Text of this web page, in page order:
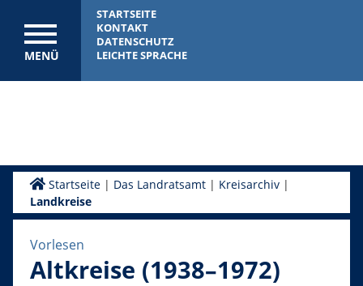
MENÜ
STARTSEITE
KONTAKT
DATENSCHUTZ
LEICHTE SPRACHE
Startseite| Das Landratsamt| Kreisarchiv|
Landkreise
Vorlesen
Altkreise (1938–1972)